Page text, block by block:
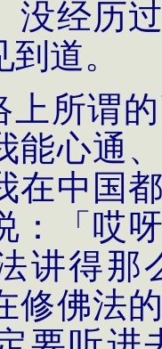
没经历
道。
上所谓
能心通
在中国
：「哎
讲得那
修佛法